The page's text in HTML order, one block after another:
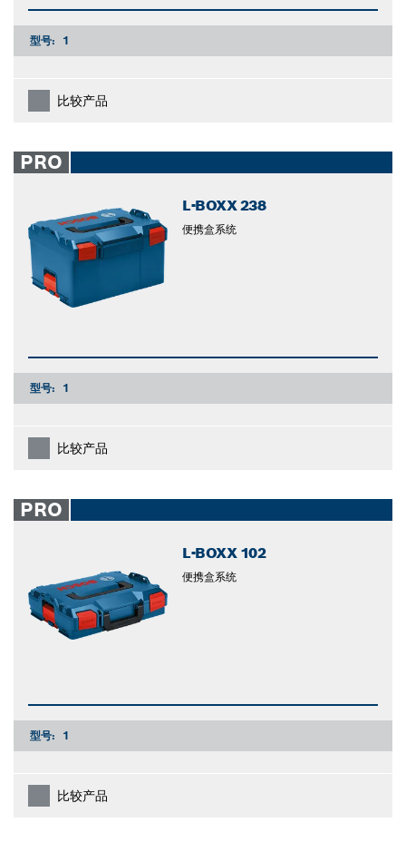
型号: 1
比较产品
PRO
L-BOXX 238
便携盒系统
型号: 1
比较产品
PRO
L-BOXX 102
便携盒系统
型号: 1
比较产品